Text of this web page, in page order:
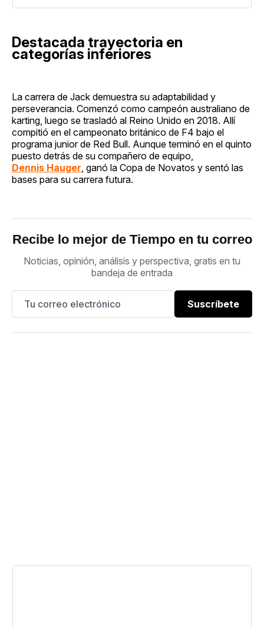
Destacada trayectoria en
categorías inferiores
La carrera de Jack demuestra su adaptabilidad y
perseverancia. Comenzó como campeón australiano de
karting, luego se trasladó al Reino Unido en 2018. Allí
compitió en el campeonato británico de F4 bajo el
programa junior de Red Bull. Aunque terminó en el quinto
puesto detrás de su compañero de equipo,
Dennis Hauger , ganó la Copa de Novatos y sentó las
bases para su carrera futura.
Recibe lo mejor de Tiempo en tu correo
Noticias, opinión, análisis y perspectiva, gratis en tu
bandeja de entrada
Suscríbete